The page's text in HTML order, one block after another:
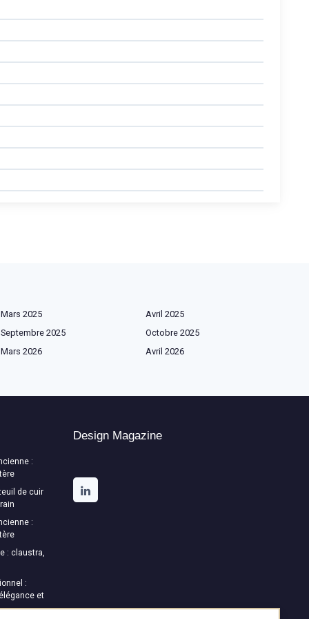
Mars 2025
Avril 2025
Septembre 2025
Octobre 2025
Mars 2026
Avril 2026
:
de cuir
:
: claustra,
:
et
Design Magazine